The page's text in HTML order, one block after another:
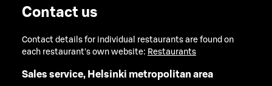
Contact us
Contact details for individual restaurants are found on
each restaurant's own website: Restaurants
Sales service, Helsinki metropolitan area